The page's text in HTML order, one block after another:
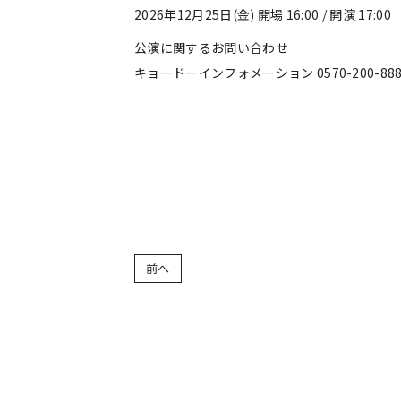
2026年12月25日(金) 開場 16:00 / 開演 17:00
公演に関するお問い合わせ
キョードーインフォメーション 0570-200-888
前へ